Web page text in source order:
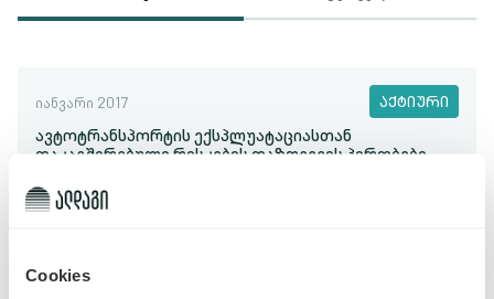
Cookies
იანვარი 2017 ᲐᲥᲢᲘᲣᲠᲘ
ავტოტრანსპორტის ექსპლუატაციასთან
დაკავშირებული რისკების დაზღვევის პირობები